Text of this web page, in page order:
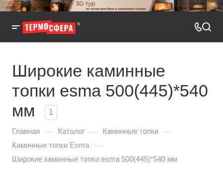
Широкие каминные
топки esma 500(445)*540
мм
1
Главная — Каталог — Каминные топки —
Каминные топки Esma —
Широкие каминные топки esma 500(445)*540 мм